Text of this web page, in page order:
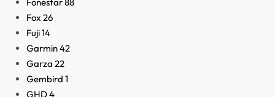
Fox 26
Fuji14
Garmin42
Garza 22
Gembird 1
GHD4